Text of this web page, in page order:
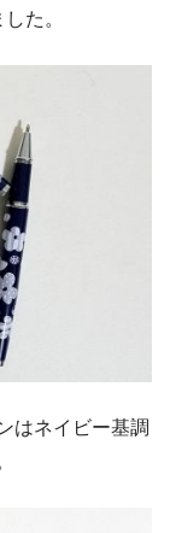
た。
はネイビー基調